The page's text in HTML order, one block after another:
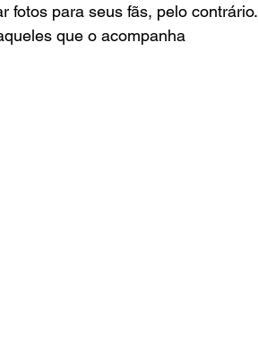
fotos para seus fãs, pelo contrário.
que o acompanha